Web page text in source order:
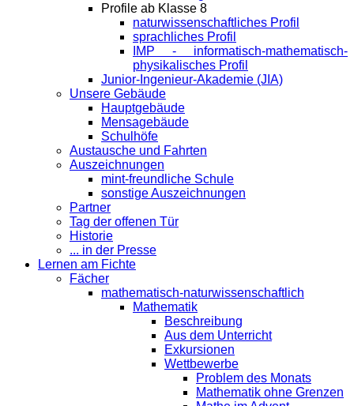
Profile ab Klasse 8
naturwissenschaftliches Profil
sprachliches Profil
IMP - informatisch-mathematisch-
physikalisches Profil
Junior-Ingenieur-Akademie (JIA)
Unsere Gebäude
Hauptgebäude
Mensagebäude
Schulhöfe
Austausche und Fahrten
Auszeichnungen
mint-freundliche Schule
sonstige Auszeichnungen
Partner
Tag der offenen Tür
Historie
... in der Presse
Lernen am Fichte
Fächer
mathematisch-naturwissenschaftlich
Mathematik
Beschreibung
Aus dem Unterricht
Exkursionen
Wettbewerbe
Problem des Monats
Mathematik ohne Grenzen